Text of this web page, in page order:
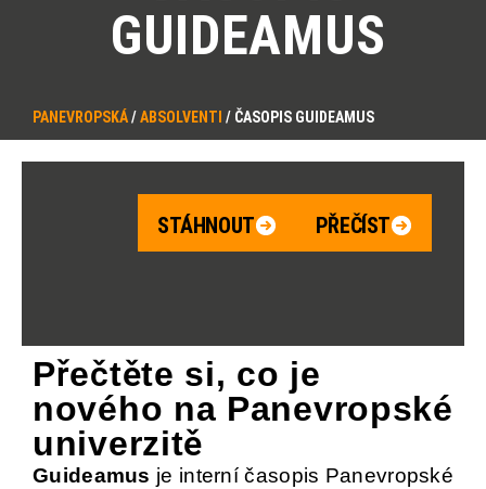
GUIDEAMUS
PANEVROPSKÁ/ABSOLVENTI / ČASOPIS GUIDEAMUS
STÁHNOUT PŘEČÍST
Přečtěte si, co je
nového na Panevropské
univerzitě
Guideamus je interní časopis Panevropské